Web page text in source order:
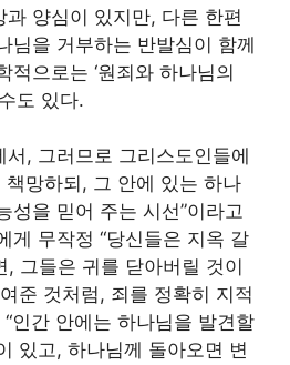
양심이 있지만, 다른 한편
님을 거부하는 반발심이 함께
적으로는 ‘원죄와 하나님의
도 있다.
, 그러므로 그리스도인들에
책망하되, 그 안에 있는 하나
성을 믿어 주는 시선”이라고
게 무작정 “당신들은 지옥 갈
, 그들은 귀를 닫아버릴 것이
준 것처럼, 죄를 정확히 지적
인간 안에는 하나님을 발견할
있고, 하나님께 돌아오면 변